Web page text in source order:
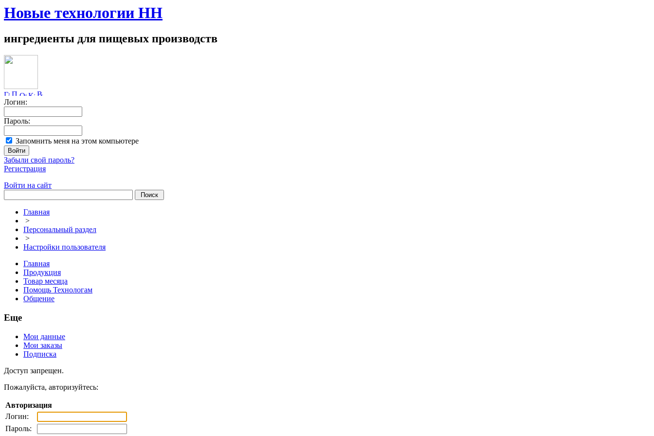
Новые технологии НН
ингредиенты для пищевых производств
Логин:
Пароль:
Запомнить меня на этом компьютере
Забыли свой пароль?
Регистрация
Войти на сайт
Главная
>
Персональный раздел
>
Настройки пользователя
Главная
Продукция
Товар месяца
Помощь Технологам
Общение
Еще
Мои данные
Мои заказы
Подписка
Доступ запрещен.
Пожалуйста, авторизуйтесь:
Авторизация
Логин:
Пароль: